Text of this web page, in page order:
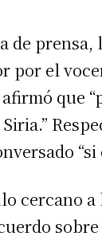
de
por el
que
cercano